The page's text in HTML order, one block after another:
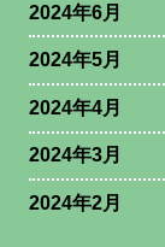
2024年6月
2024年5月
2024年4月
2024年3月
2024年2月